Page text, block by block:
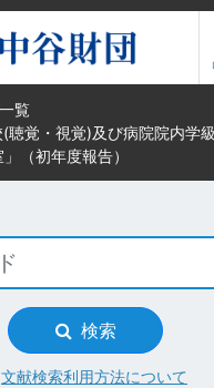
覧
(聴覚・視覚)及び病院院内学
（初年度報告）
検索
文献検索利用方法について